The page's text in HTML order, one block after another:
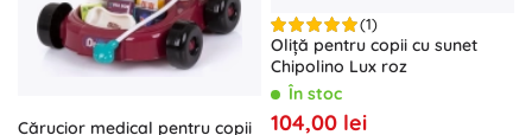
Cărucior medical pentru copii
(1)
Oliță pentru copii cu sunet
Chipolino Lux roz
În stoc
104,00 lei